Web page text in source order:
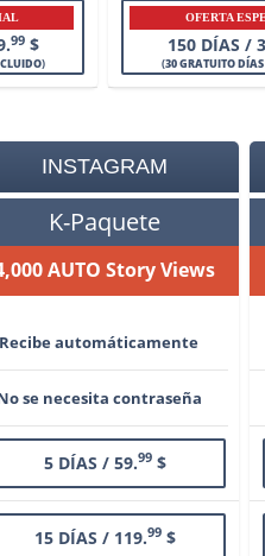
99 $
)
OFERTA
150 DÍAS /
(30 GRATUITO
INSTAGRAM
K-Paquete
AUTO Story Views
Recibe automáticamente
se necesita contraseña
5 DÍAS / 59.99$
15 DÍAS / 119.99$